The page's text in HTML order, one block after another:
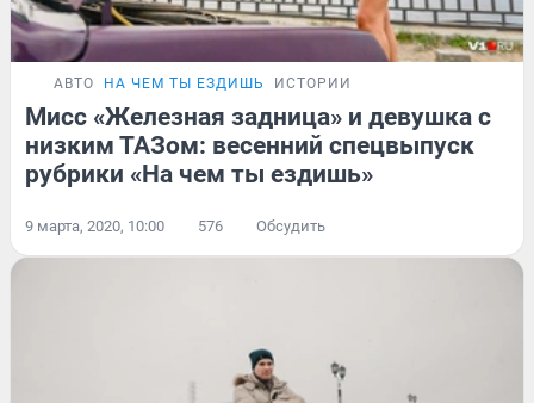
АВТО НА ЧЕМ ТЫ ЕЗДИШЬ ИСТОРИИ
Мисс «Железная задница» и девушка с
низким ТАЗом: весенний спецвыпуск
рубрики «На чем ты ездишь»
9 марта, 2020, 10:00 576 Обсудить